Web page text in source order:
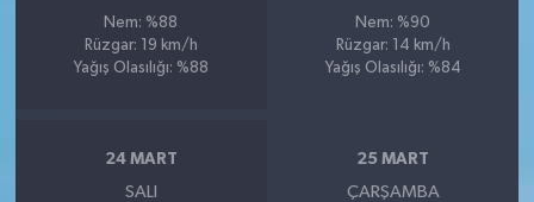
Nem: %88
Rüzgar: 19 km/h
Yağış Olasılığı: %88
Nem: %90
Rüzgar: 14 km/h
Yağış Olasılığı: %84
24 MART
SALI
25 MART
ÇARŞAMBA